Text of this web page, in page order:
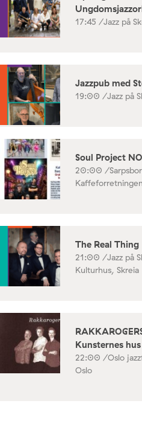
17:45 /Jazz på
Jazzpub med
19:00 /Jazz på
Soul Project
20:00 /
The Real Thing
21:00 /Jazz på
Kulturhus, Skreia
Kunsternes hus
22:00 /Oslo
Oslo